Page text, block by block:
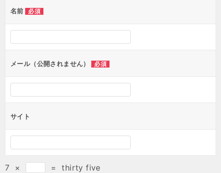
名前 必須
メール（公開されません） 必須
サイト
7 × = thirty five